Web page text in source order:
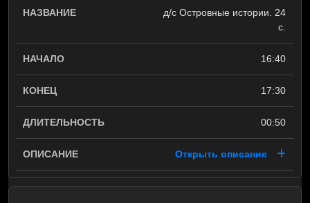
д/с Островные истории. 24
с.
16:40
17:30
00:50
Открыть описание